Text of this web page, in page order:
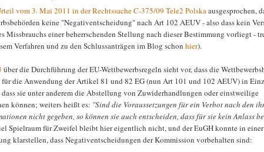
vom 3. Mai 2011 in der Rechtssache C-375/09 Tele2 Polskaausgesprochen,
keine "Negativentscheidung" nach Art 102 AEUV - also dass kein
Missbrauchs einer beherrschenden Stellung nach dieser Bestimmung vorliegt -
Verfahren und zu den Schlussanträgen im Blog schon hier).
über die Durchführung der EU-Wettbewerbsregeln sieht vor, dass die
die Anwendung der Artikel 81 und 82 EG (nun Art 101 und 102 AEUV) in
sie unter anderem die Abstellung von Zuwiderhandlungen oder einstweilige
können; weiters heißt es: "Sind die Voraussetzungen für ein Verbot nach den
nicht gegeben, so können sie auch entscheiden, dass für sie kein Anlass
Spielraum für Zweifel bleibt hier eigentlich nicht, und der EuGH konnte in
klarstellen, dass Negativentscheidungen der Kommission vorbehalten sind: